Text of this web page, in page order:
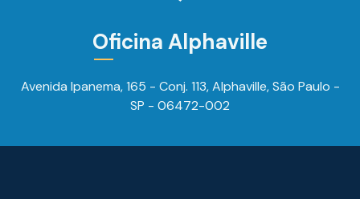
Oficina Alphaville
Avenida Ipanema, 165 - Conj. 113, Alphaville, São Paulo -
SP - 06472-002